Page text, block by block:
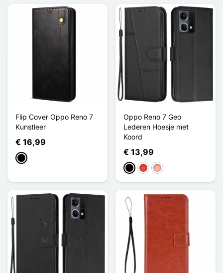
Flip Cover Oppo Reno 7
Kunstleer
€ 16,99
Zwart
Oppo Reno 7 Geo
Lederen Hoesje met
Koord
€ 13,99
ZwartRoodRose Goud